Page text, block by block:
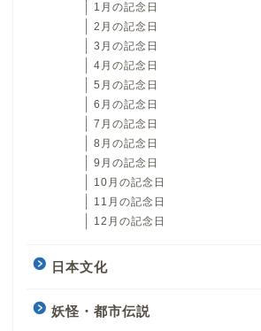
1月の記念日
2月の記念日
3月の記念日
4月の記念日
5月の記念日
6月の記念日
7月の記念日
8月の記念日
9月の記念日
10月の記念日
11月の記念日
12月の記念日
日本文化
妖怪・都市伝説